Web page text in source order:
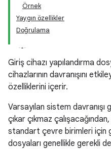
Örnek
Yaygın özellikler
Doğrulama
Giriş cihazı yapılandırma
cihazlarının davranışını
özelliklerini içerir.
Varsayılan sistem davranışı
çıkar çıkmaz
standart çevre birimleri için
dosyaları genellikle gerekli